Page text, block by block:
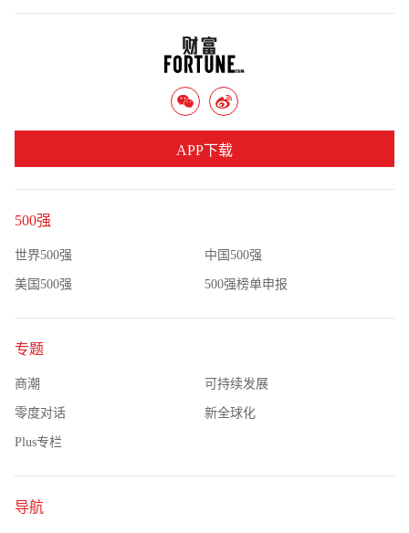
500强
世界500强 中国500强
美国500强 500强榜单申报
专题
商潮 可持续发展
零度对话 新全球化
Plus专栏
导航
APP下载